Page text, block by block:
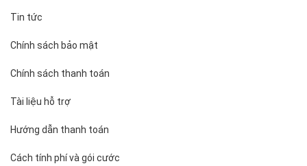
Tin tức
Chính sách bảo mật
Chính sách thanh toán
Tài liệu hỗ trợ
Hướng dẫn thanh toán
Cách tính phí và gói cước